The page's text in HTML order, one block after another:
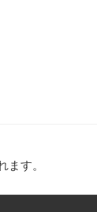
す。